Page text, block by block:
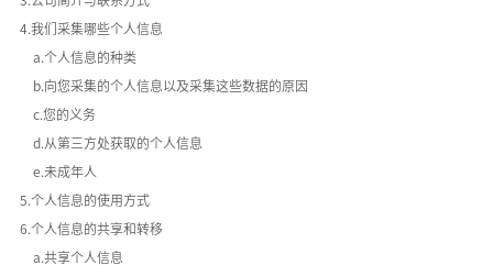
4.我们采集哪些个人信息
a.个人信息的种类
b.向您采集的个人信息以及采集这些数据的原因
c.您的义务
d.从第三方处获取的个人信息
e.未成年人
5.个人信息的使用方式
6.个人信息的共享和转移
a.共享个人信息